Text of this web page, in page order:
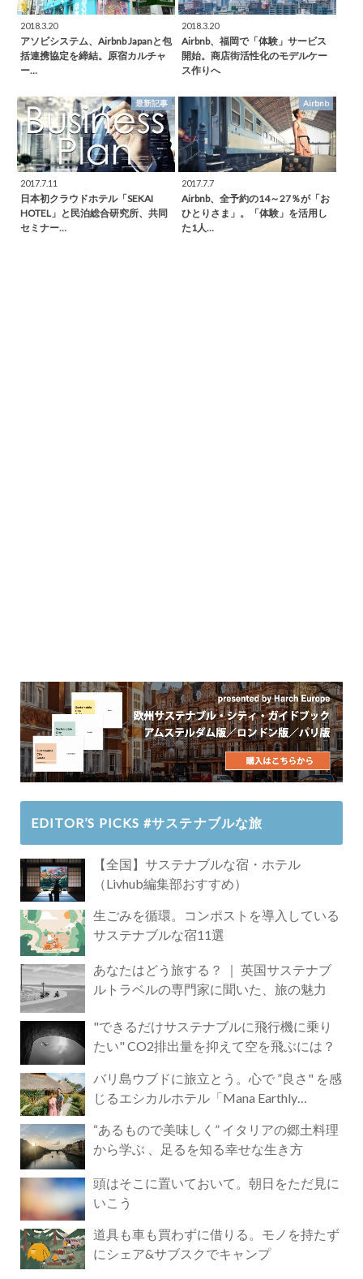
2018.3.20
アソビシステム、Airbnb Japanと包
括連携協定を締結。原宿カルチャ
ー…
2018.3.20
Airbnb、福岡で「体験」サービス
開始。商店街活性化のモデルケー
ス作りへ
最新記事
2017.7.11
日本初クラウドホテル「SEKAI
HOTEL」と民泊総合研究所、共同
セミナー…
Airbnb
2017.7.7
Airbnb、全予約の14～27％が「お
ひとりさま」。「体験」を活用し
た1人…
EDITOR’S PICKS #サステナブルな旅
【全国】サステナブルな宿・ホテル
（Livhub編集部おすすめ）
生ごみを循環。コンポストを導入している
サステナブルな宿11選
あなたはどう旅する？ ｜ 英国サステナブ
ルトラベルの専門家に聞いた、旅の魅力
"できるだけサステナブルに飛行機に乗り
たい" CO2排出量を抑えて空を飛ぶには？
バリ島ウブドに旅立とう。心で ”良さ" を感
じるエシカルホテル「Mana Earthly
“あるもので美味しく” イタリアの郷土料理
から学ぶ 、足るを知る幸せな生き方
頭はそこに置いておいて。朝日をただ見に
いこう
道具も車も買わずに借りる。モノを持たず
にシェア&サブスクでキャンプ